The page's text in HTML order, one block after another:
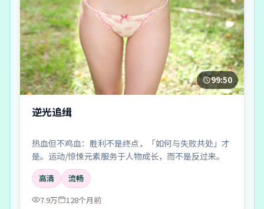
99:50
逆光追缉
热血但不鸡血：胜利不是终点，「如何与失败共处」才
是。运动/惊悚元素服务于人物成长，而不是反过来。
高清
流畅
7.9万
128个月前